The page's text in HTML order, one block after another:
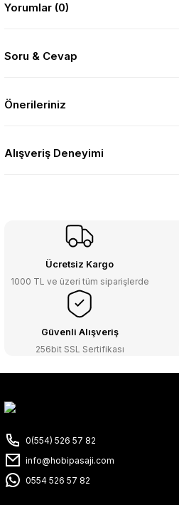
Yorumlar (0)
Soru & Cevap
Önerileriniz
Alışveriş Deneyimi
Ücretsiz Kargo
1000 TL ve üzeri tüm siparişlerde
Güvenli Alışveriş
256bit SSL Sertifikası
0(554) 526 57 82
info@hobipasaji.com
0554 526 57 82